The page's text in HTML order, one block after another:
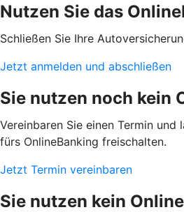
Nutzen Sie das
Schließen Sie Ihre
Jetzt anmelden und abschließen
Sie nutzen noch kein
Vereinbaren Sie einen Termin und
fürs OnlineBanking freischalten.
Jetzt Termin vereinbaren
Sie nutzen kein